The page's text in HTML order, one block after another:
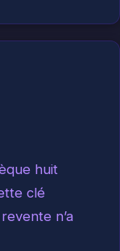
huit
clé
n’a